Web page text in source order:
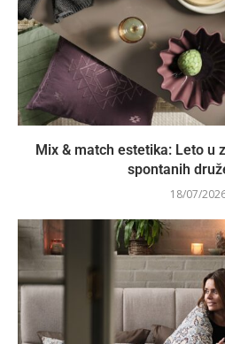
Mix & match estetika: Leto u
spontanih
18/07/